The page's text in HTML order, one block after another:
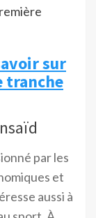
sur
tranche
par les
et
aussi à